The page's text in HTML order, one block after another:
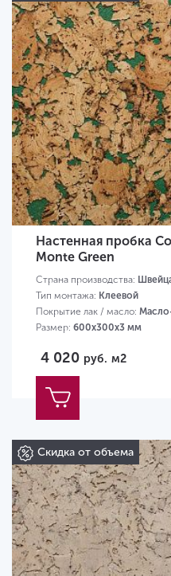
Настенная пробка
Monte Green
Страна производства:
Тип монтажа: Клеевой
Покрытие лак / масло:
Размер: 600х300х3 мм
4 020 руб. м2
Скидка от объема